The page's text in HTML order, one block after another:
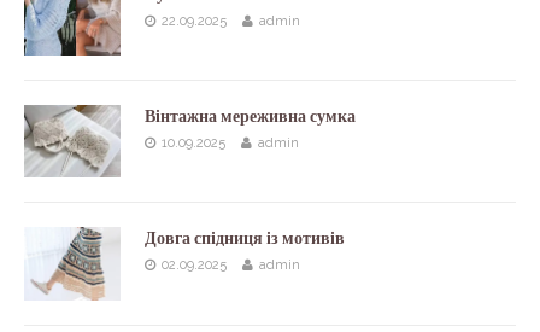
22.09.2025 admin
Вінтажна мереживна сумка
10.09.2025 admin
Довга спідниця із мотивів
02.09.2025 admin